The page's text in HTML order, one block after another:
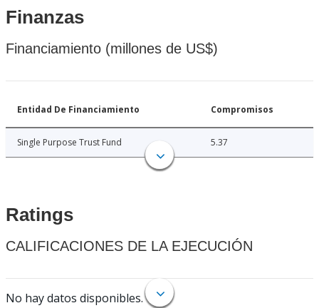
Finanzas
Financiamiento (millones de US$)
Entidad De Financiamiento Compromisos
Single Purpose Trust Fund 5.37
Ratings
CALIFICACIONES DE LA EJECUCIÓN
No hay datos disponibles.